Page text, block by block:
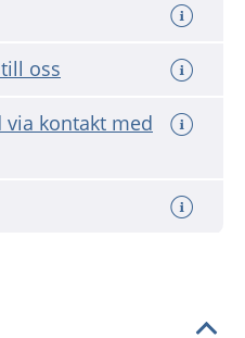
oss
kontakt med